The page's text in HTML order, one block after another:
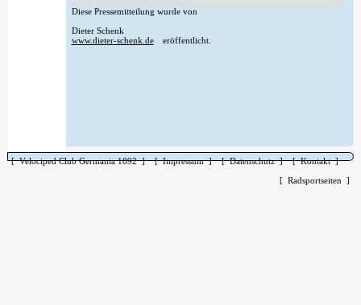
Diese Pressemitteilung wurde von
Dieter Schenk
www.dieter-schenk.de
eröffentlicht.
[ Velociped Club Germania 1892 ] [ Impressum ] [ Datenschutz ]
[ Kontakt ]
[ Radsportseiten ]